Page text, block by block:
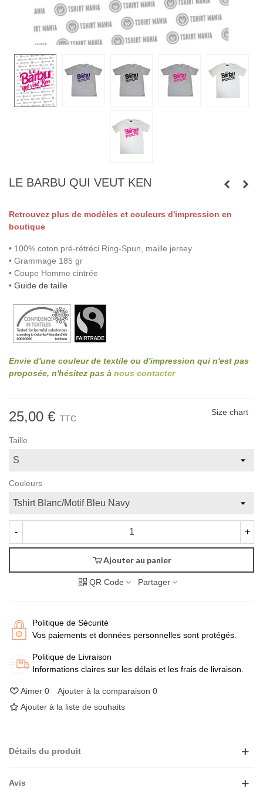
LE BARBU QUI VEUT KEN
Retrouvez plus de modèles et couleurs d'impression en
boutique
• 100% coton pré-rétréci Ring-Spun, maille jersey
• Grammage 185 gr
• Coupe Homme cintrée
• Guide de taille
Envie d'une couleur de textile ou d'impression qui n'est pas
proposée, n'hésitez pas à nous contacter
25,00 € TTC
Size chart
Taille
Couleurs
- +
Ajouter au panier
QR Code Partager
Politique de Sécurité
Vos paiements et données personnelles sont protégés.
Politique de Livraison
Informations claires sur les délais et les frais de livraison.
Aimer 0 Ajouter à la comparaison 0
Ajouter à la liste de souhaits
Détails du produit
Avis